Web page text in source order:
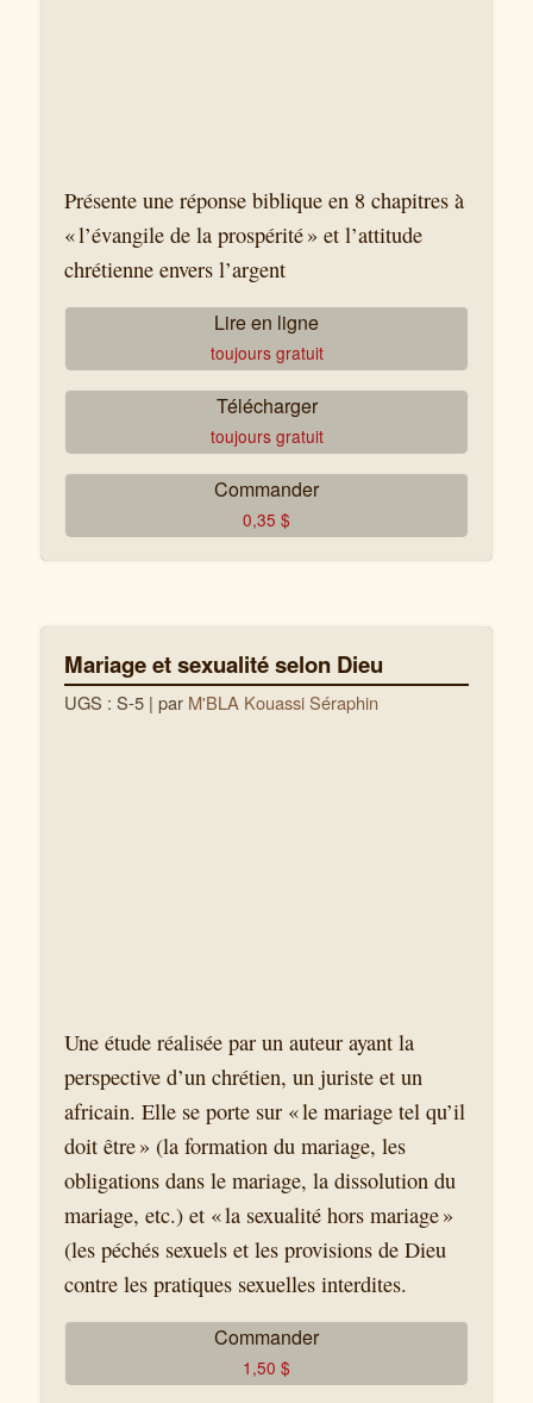
Présente une réponse biblique en 8 chapitres à
« l’évangile de la prospérité » et l’attitude
chrétienne envers l’argent
Lire en ligne
toujours gratuit
Télécharger
toujours gratuit
Commander
0,35 $
Mariage et sexualité selon Dieu
UGS : S-5 | par M'BLA Kouassi Séraphin
Une étude réalisée par un auteur ayant la
perspective d’un chrétien, un juriste et un
africain. Elle se porte sur « le mariage tel qu’il
doit être » (la formation du mariage, les
obligations dans le mariage, la dissolution du
mariage, etc.) et « la sexualité hors mariage »
(les péchés sexuels et les provisions de Dieu
contre les pratiques sexuelles interdites.
Commander
1,50 $